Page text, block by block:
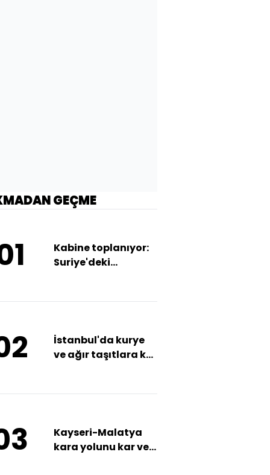
GEÇME
Kabine toplanıyor:
Suriye'deki
İstanbul'da kurye
ve ağır taşıtlara kar
Kayseri-Malatya
kara yolunu kar ve